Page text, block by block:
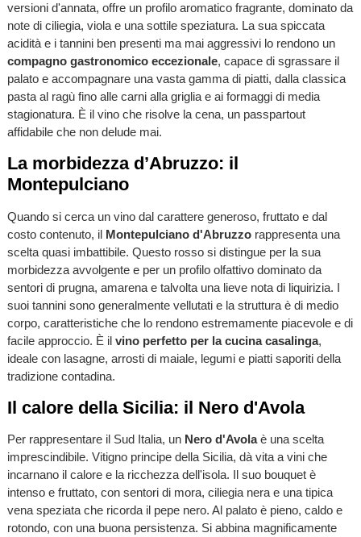
versioni d'annata, offre un profilo aromatico fragrante, dominato da
note di ciliegia, viola e una sottile speziatura. La sua spiccata
acidità e i tannini ben presenti ma mai aggressivi lo rendono un
compagno gastronomico eccezionale, capace di sgrassare il
palato e accompagnare una vasta gamma di piatti, dalla classica
pasta al ragù fino alle carni alla griglia e ai formaggi di media
stagionatura. È il vino che risolve la cena, un passpartout
affidabile che non delude mai.
La morbidezza d’Abruzzo: il
Montepulciano
Quando si cerca un vino dal carattere generoso, fruttato e dal
costo contenuto, il Montepulciano d'Abruzzorappresenta una
scelta quasi imbattibile. Questo rosso si distingue per la sua
morbidezza avvolgente e per un profilo olfattivo dominato da
sentori di prugna, amarena e talvolta una lieve nota di liquirizia. I
suoi tannini sono generalmente vellutati e la struttura è di medio
corpo, caratteristiche che lo rendono estremamente piacevole e di
facile approccio. È il vino perfetto per la cucina casalinga,
ideale con lasagne, arrosti di maiale, legumi e piatti saporiti della
tradizione contadina.
Il calore della Sicilia: il Nero d'Avola
Per rappresentare il Sud Italia, un Nero d'Avolaè una scelta
imprescindibile. Vitigno principe della Sicilia, dà vita a vini che
incarnano il calore e la ricchezza dell'isola. Il suo bouquet è
intenso e fruttato, con sentori di mora, ciliegia nera e una tipica
vena speziata che ricorda il pepe nero. Al palato è pieno, caldo e
rotondo, con una buona persistenza. Si abbina magnificamente